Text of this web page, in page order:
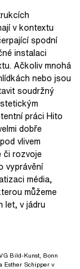
v kontextu
spodní
instalaci
Ačkoliv mnohá
nebo jsou
soudržný
práci Hito
dobře
vlivem
či rozvoje
vyprávění
média,
můžeme
let, v jádru
Bild-Kunst, Bonn
Esther Schipper v